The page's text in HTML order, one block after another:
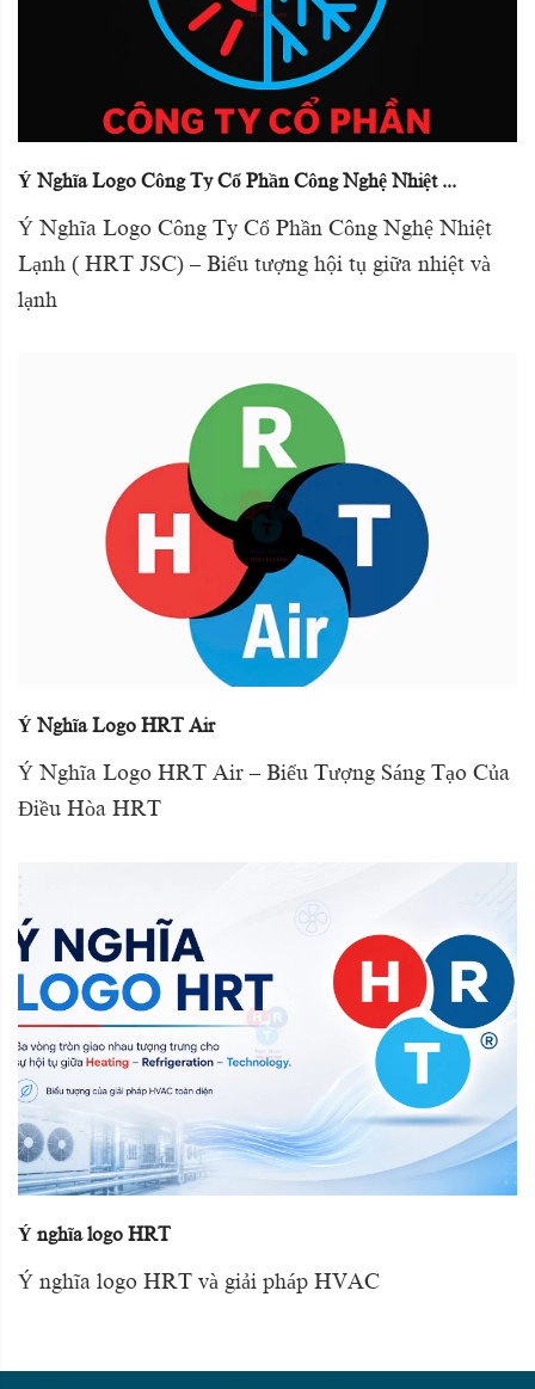
Ý Nghĩa Logo Công Ty Cổ Phần Công Nghệ Nhiệt ...
Ý Nghĩa Logo Công Ty Cổ Phần Công Nghệ Nhiệt
Lạnh ( HRT JSC) – Biểu tượng hội tụ giữa nhiệt và
lạnh
Ý Nghĩa Logo HRT Air
Ý Nghĩa Logo HRT Air – Biểu Tượng Sáng Tạo Của
Điều Hòa HRT
Ý nghĩa logo HRT
Ý nghĩa logo HRT và giải pháp HVAC